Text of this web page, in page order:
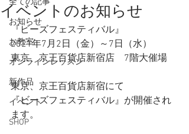
お知らせ
お教室
オンラインレッスン
新作品
イベント
SHOP
イベントのお知らせ
『ビーズフェスティバル』
2021年7月2日（金）～7日（水）
東京、京王百貨店新宿店　7階大催場
東京、京王百貨店新宿にて
『ビーズフェスティバル』が開催され
ます。